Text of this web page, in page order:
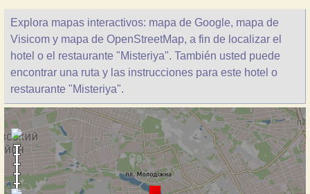
Explora mapas interactivos: mapa de Google, mapa de
Visicom y mapa de OpenStreetMap, a fin de localizar el
hotel o el restaurante "Misteriya". También usted puede
encontrar una ruta y las instrucciones para este hotel o
restaurante "Misteriya".